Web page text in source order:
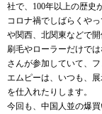
社で、100年以上の歴史
コロナ禍でしばらくや
や関西、北関東などで
刷毛やローラーだけで
さんが参加していて、
エムピーは、いつも、
を仕入れたりします。
今回も、中国人並の爆買